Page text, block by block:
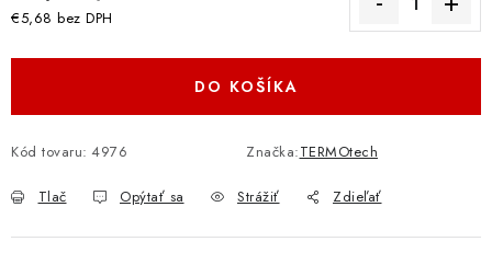
€5,68 bez DPH
DO KOŠÍKA
Kód tovaru: 4976 Značka:TERMOtech
Tlač Opýtať sa Strážiť Zdieľať